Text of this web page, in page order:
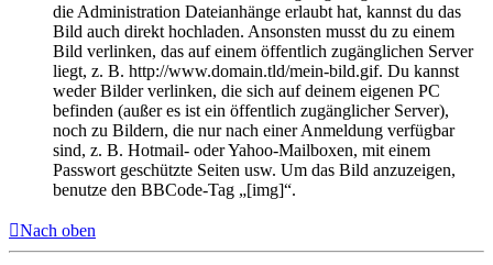
die Administration Dateianhänge erlaubt hat, kannst du das
Bild auch direkt hochladen. Ansonsten musst du zu einem
Bild verlinken, das auf einem öffentlich zugänglichen Server
liegt, z. B. http://www.domain.tld/mein-bild.gif. Du kannst
weder Bilder verlinken, die sich auf deinem eigenen PC
befinden (außer es ist ein öffentlich zugänglicher Server),
noch zu Bildern, die nur nach einer Anmeldung verfügbar
sind, z. B. Hotmail- oder Yahoo-Mailboxen, mit einem
Passwort geschützte Seiten usw. Um das Bild anzuzeigen,
benutze den BBCode-Tag „[img]“.
Nach oben